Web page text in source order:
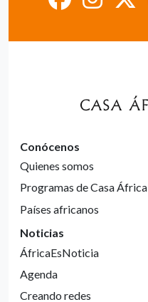
Conócenos
Quienes somos
Programas de Casa África
Países africanos
Noticias
ÁfricaEsNoticia
Agenda
Creando redes